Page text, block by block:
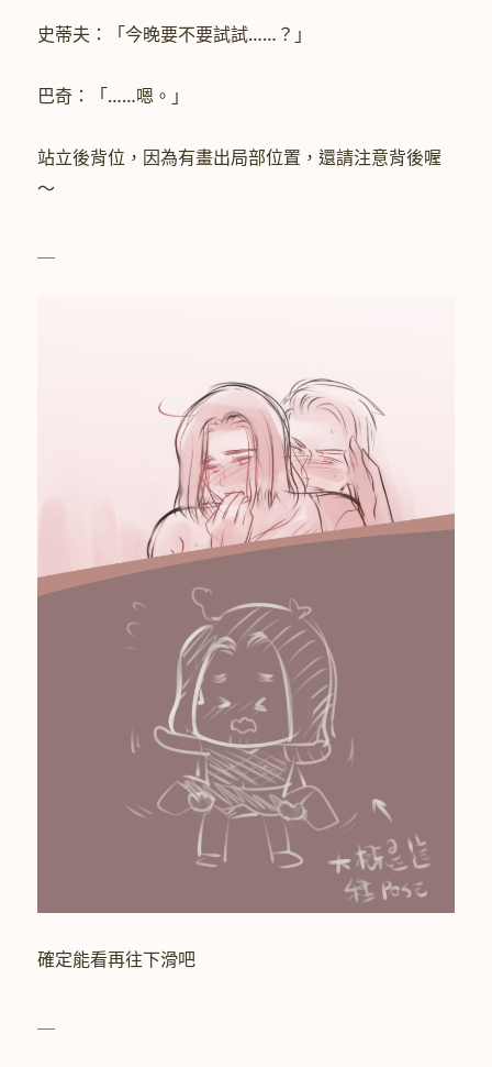
史蒂夫：「今晚要不要試試……？」
巴奇：「……嗯。」
站立後背位，因為有畫出局部位置，還請注意背後喔
～
確定能看再往下滑吧